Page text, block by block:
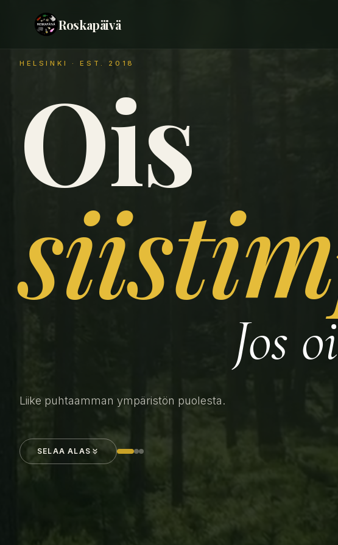
Roskapäivä
HELSINKI · EST. 2018
Ois
Jos
Liike puhtaamman ympäristön puolesta.
SELAA ALAS